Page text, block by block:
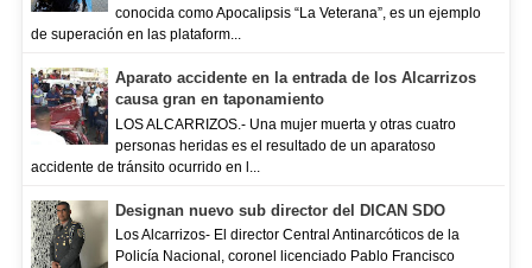
conocida como Apocalipsis “La Veterana”, es un ejemplo
de superación en las plataform...
Aparato accidente en la entrada de los Alcarrizos
causa gran en taponamiento
LOS ALCARRIZOS.- Una mujer muerta y otras cuatro
personas heridas es el resultado de un aparatoso
accidente de tránsito ocurrido en l...
Designan nuevo sub director del DICAN SDO
Los Alcarrizos- El director Central Antinarcóticos de la
Policía Nacional, coronel licenciado Pablo Francisco